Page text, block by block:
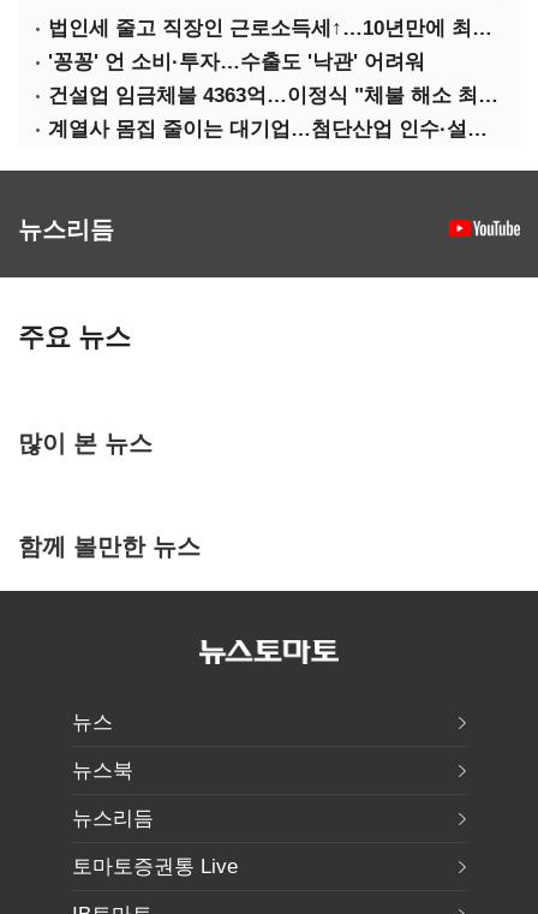
법인세 줄고 직장인 근로소득세↑…10년만에 최대치
'꽁꽁' 언 소비·투자…수출도 '낙관' 어려워
건설업 임금체불 4363억…이정식 "체불 해소 최우선"
계열사 몸집 줄이는 대기업…첨단산업 인수·설립에 '분주'
뉴스리듬
주요 뉴스
많이 본 뉴스
함께 볼만한 뉴스
뉴스
뉴스북
뉴스리듬
토마토증권통 Live